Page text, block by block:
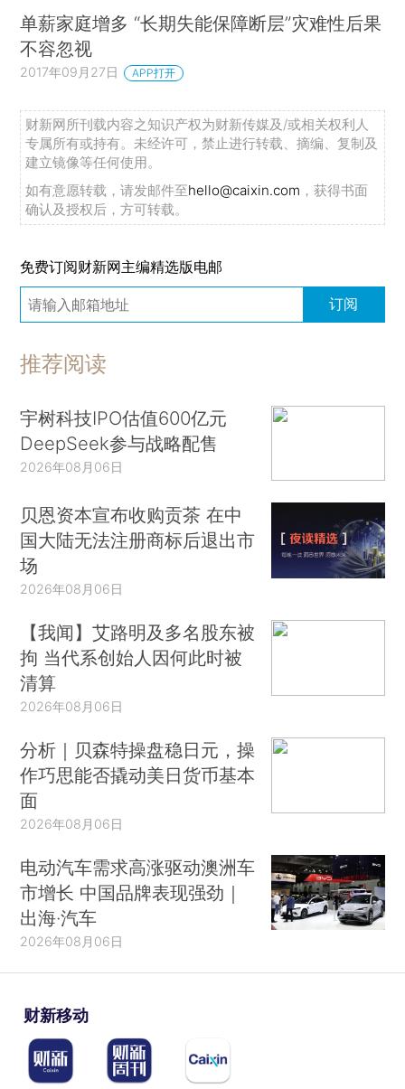
单薪家庭增多 “长期失能保障断层”灾难性后果
不容忽视
2017年09月27日 APP打开
财新网所刊载内容之知识产权为财新传媒及/或相关权利人
专属所有或持有。未经许可，禁止进行转载、摘编、复制及
建立镜像等任何使用。
如有意愿转载，请发邮件至hello@caixin.com ，获得书面
确认及授权后，方可转载。
免费订阅财新网主编精选版电邮
订阅
推荐阅读
宇树科技IPO估值600亿元
DeepSeek参与战略配售
2026年08月06日
贝恩资本宣布收购贡茶 在中
国大陆无法注册商标后退出市
场
2026年08月06日
【我闻】艾路明及多名股东被
拘 当代系创始人因何此时被
清算
2026年08月06日
分析｜贝森特操盘稳日元，操
作巧思能否撬动美日货币基本
面
2026年08月06日
电动汽车需求高涨驱动澳洲车
市增长 中国品牌表现强劲｜
出海·汽车
2026年08月06日
财新移动